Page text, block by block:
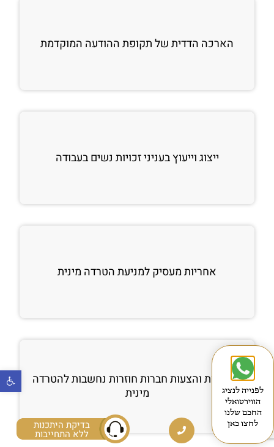
בדיקת היתכנות
ללא התחייבות
הארכה הדדית של תקופת ההודעה המוקדמת
ייצוג וייעוץ בעניני זכויות נשים בעבודה
אחריות מעסיק למניעת הטרדה מינית
מחמאות והצעות חברות חוזרות נחשבות להטרדה
מינית
לפנייה לנציג
הווירטואלי
החכם שלנו
לחצו כאן